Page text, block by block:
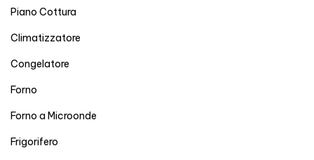
Piano Cottura
Climatizzatore
Congelatore
Forno
Forno a Microonde
Frigorifero